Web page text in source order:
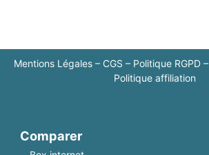
Mentions Légales– CGS – Politique RGPD–
Politique affiliation
Comparer